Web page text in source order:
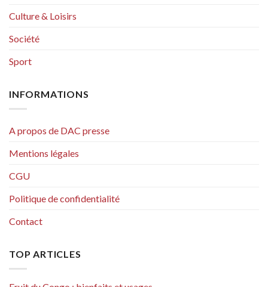
Culture & Loisirs
Société
Sport
INFORMATIONS
A propos de DAC presse
Mentions légales
CGU
Politique de confidentialité
Contact
TOP ARTICLES